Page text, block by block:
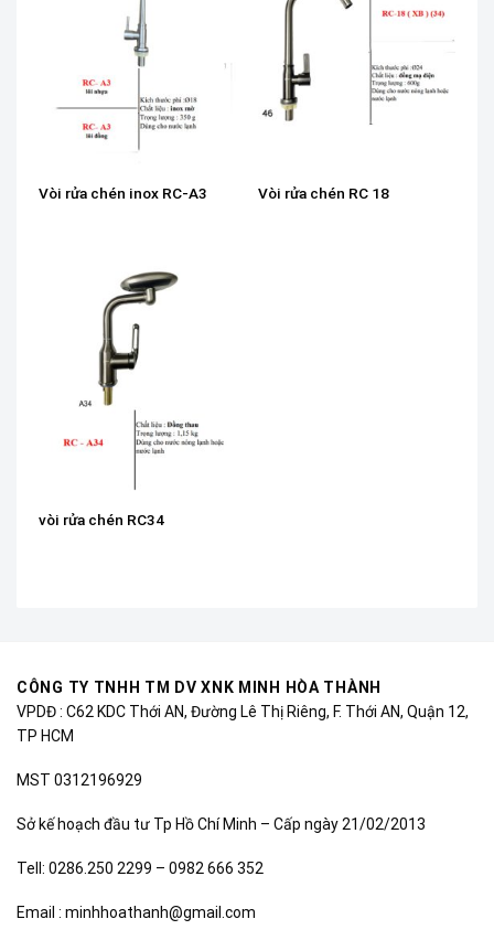
Vòi rửa chén inox RC-A3 Vòi rửa chén RC 18
vòi rửa chén RC34
CÔNG TY TNHH TM DV XNK MINH HÒA THÀNH
VPDĐ : C62 KDC Thới AN, Đường Lê Thị Riêng, F. Thới AN, Quận 12,
TP HCM
MST 0312196929
Sở kế hoạch đầu tư Tp Hồ Chí Minh – Cấp ngày 21/02/2013
Tell: 0286.250 2299 – 0982 666 352
Email : minhhoathanh@gmail.com